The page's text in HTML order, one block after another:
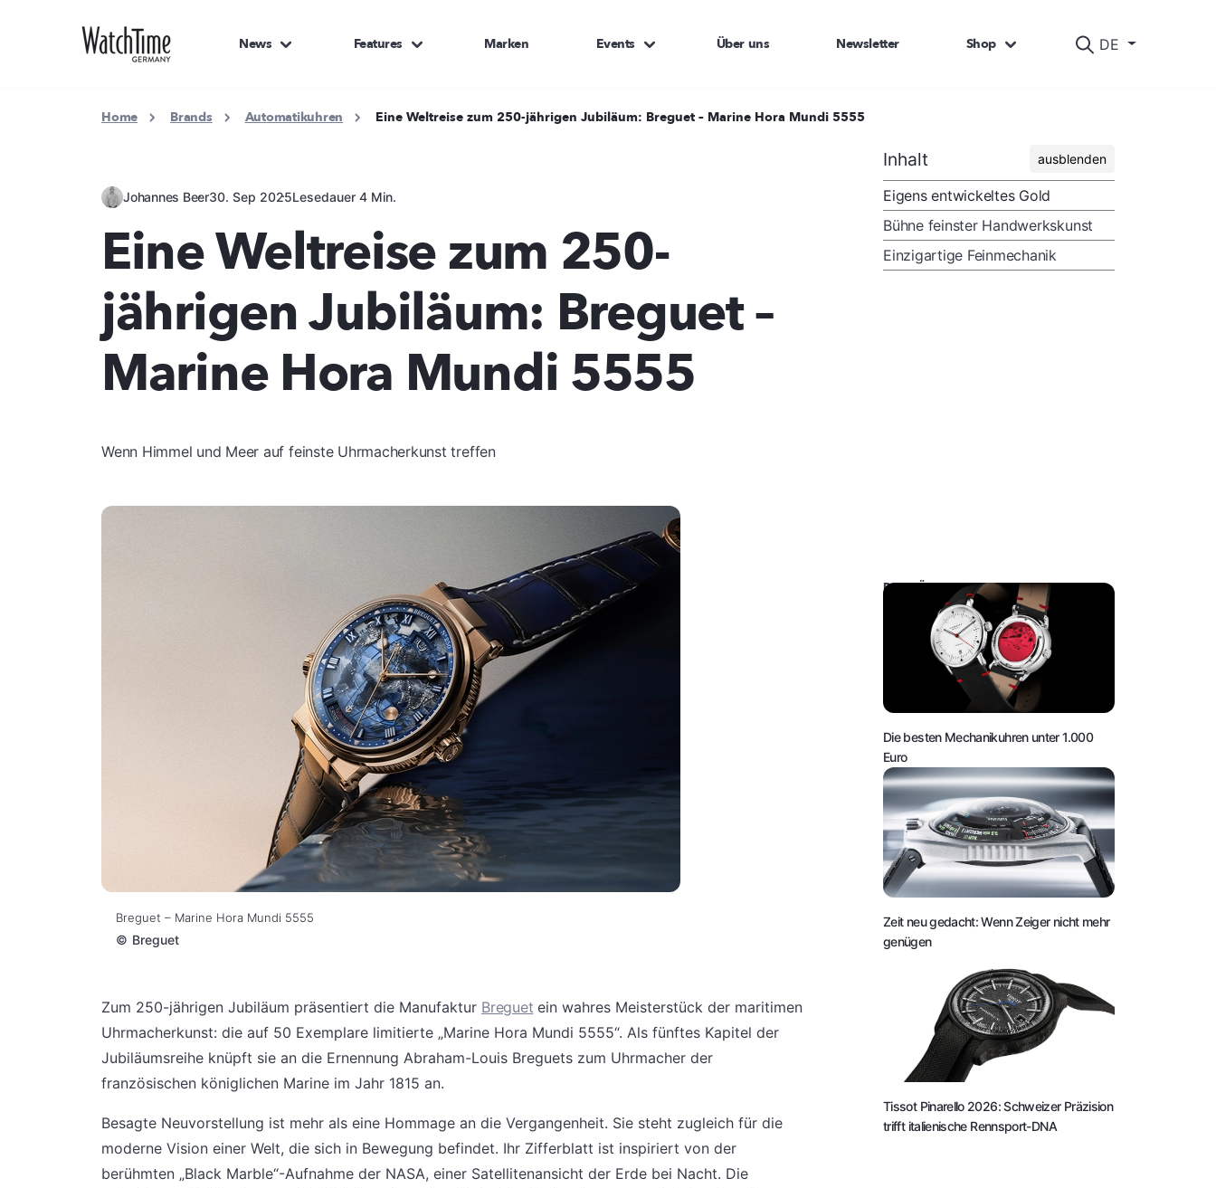
DE
News Features Marken Events Über uns Newsletter Shop
Home Brands Automatikuhren Eine Weltreise zum 250-jährigen Jubiläum: Breguet – Marine Hora Mundi 5555
Johannes Beer30. Sep 2025Lesedauer 4 Min.
Eine Weltreise zum 250-
jährigen Jubiläum: Breguet –
Marine Hora Mundi 5555
Wenn Himmel und Meer auf feinste Uhrmacherkunst treffen
Breguet – Marine Hora Mundi 5555
© Breguet
Zum 250-jährigen Jubiläum präsentiert die Manufaktur Breguet ein wahres Meisterstück der maritimen
Uhrmacherkunst: die auf 50 Exemplare limitierte „Marine Hora Mundi 5555“. Als fünftes Kapitel der
Jubiläumsreihe knüpft sie an die Ernennung Abraham-Louis Breguets zum Uhrmacher der
französischen königlichen Marine im Jahr 1815 an.
Besagte Neuvorstellung ist mehr als eine Hommage an die Vergangenheit. Sie steht zugleich für die
moderne Vision einer Welt, die sich in Bewegung befindet. Ihr Zifferblatt ist inspiriert von der
berühmten „Black Marble“-Aufnahme der NASA, einer Satellitenansicht der Erde bei Nacht. Die
Inhalt ausblenden
Eigens entwickeltes Gold
Bühne feinster Handwerkskunst
Einzigartige Feinmechanik
DAS KÖNNTE SIE AUCH INTERESSIEREN:
Die besten Mechanikuhren unter 1.000
Euro
Zeit neu gedacht: Wenn Zeiger nicht mehr
genügen
Tissot Pinarello 2026: Schweizer Präzision
trifft italienische Rennsport-DNA